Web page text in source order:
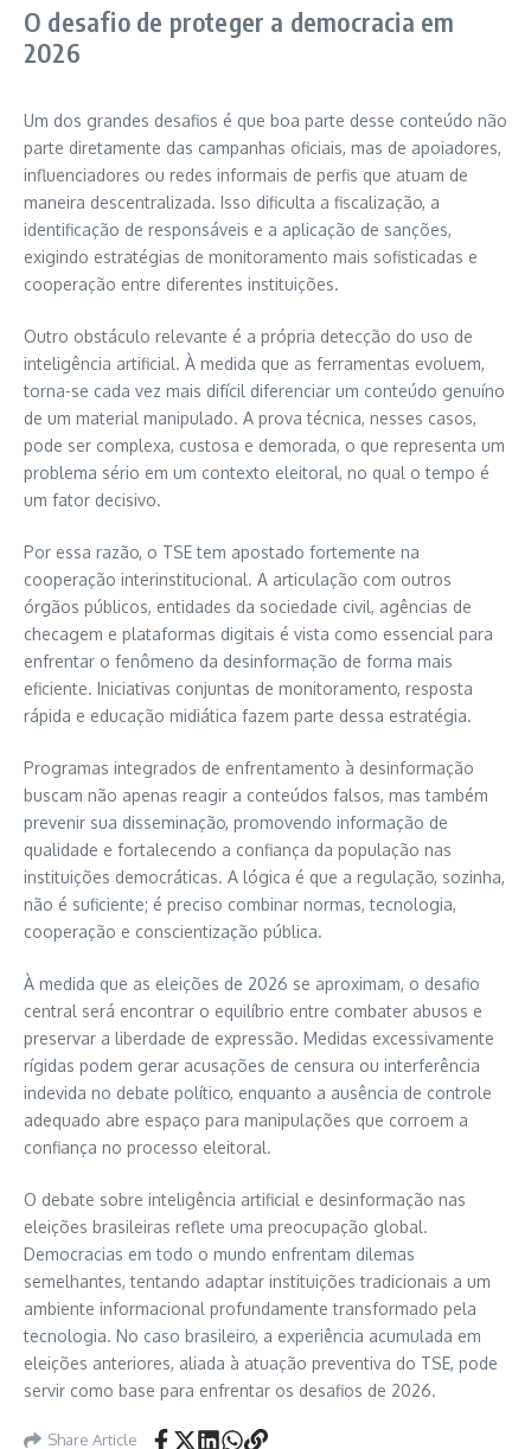
O desafio de proteger a democracia em
2026
Um dos grandes desafios é que boa parte desse conteúdo não
parte diretamente das campanhas oficiais, mas de apoiadores,
influenciadores ou redes informais de perfis que atuam de
maneira descentralizada. Isso dificulta a fiscalização, a
identificação de responsáveis e a aplicação de sanções,
exigindo estratégias de monitoramento mais sofisticadas e
cooperação entre diferentes instituições.
Outro obstáculo relevante é a própria detecção do uso de
inteligência artificial. À medida que as ferramentas evoluem,
torna-se cada vez mais difícil diferenciar um conteúdo genuíno
de um material manipulado. A prova técnica, nesses casos,
pode ser complexa, custosa e demorada, o que representa um
problema sério em um contexto eleitoral, no qual o tempo é
um fator decisivo.
Por essa razão, o TSE tem apostado fortemente na
cooperação interinstitucional. A articulação com outros
órgãos públicos, entidades da sociedade civil, agências de
checagem e plataformas digitais é vista como essencial para
enfrentar o fenômeno da desinformação de forma mais
eficiente. Iniciativas conjuntas de monitoramento, resposta
rápida e educação midiática fazem parte dessa estratégia.
Programas integrados de enfrentamento à desinformação
buscam não apenas reagir a conteúdos falsos, mas também
prevenir sua disseminação, promovendo informação de
qualidade e fortalecendo a confiança da população nas
instituições democráticas. A lógica é que a regulação, sozinha,
não é suficiente; é preciso combinar normas, tecnologia,
cooperação e conscientização pública.
À medida que as eleições de 2026 se aproximam, o desafio
central será encontrar o equilíbrio entre combater abusos e
preservar a liberdade de expressão. Medidas excessivamente
rígidas podem gerar acusações de censura ou interferência
indevida no debate político, enquanto a ausência de controle
adequado abre espaço para manipulações que corroem a
confiança no processo eleitoral.
O debate sobre inteligência artificial e desinformação nas
eleições brasileiras reflete uma preocupação global.
Democracias em todo o mundo enfrentam dilemas
semelhantes, tentando adaptar instituições tradicionais a um
ambiente informacional profundamente transformado pela
tecnologia. No caso brasileiro, a experiência acumulada em
eleições anteriores, aliada à atuação preventiva do TSE, pode
servir como base para enfrentar os desafios de 2026.
Share Article